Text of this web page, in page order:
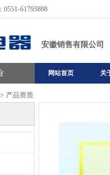
0551-61793888
安徽销售有限公司
网站首页 关
> 产品资质